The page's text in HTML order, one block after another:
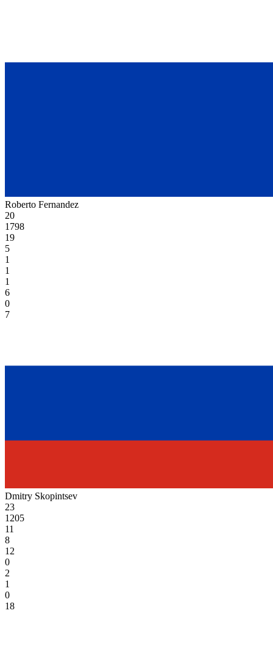
Roberto Fernandez
20
1798
19
5
1
1
1
6
0
7
Dmitry Skopintsev
23
1205
11
8
12
0
2
1
0
18